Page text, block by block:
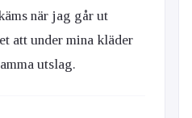
när jag går ut
att under mina kläder
utslag.